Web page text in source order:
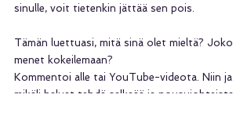
sinulle, voit tietenkin jättää sen pois.
Tämän luettuasi, mitä sinä olet mieltä? Joko
menet kokeilemaan?
Kommentoi alle tai YouTube-videota. Niin ja
mikäli haluat tehdä selkeää ja nousujohteista